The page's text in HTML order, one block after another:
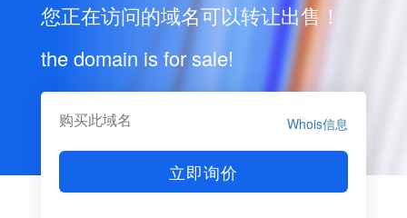
您正在访问的域名可以转让出售！
the domain is for sale!
购买此域名 Whois信息
立即询价